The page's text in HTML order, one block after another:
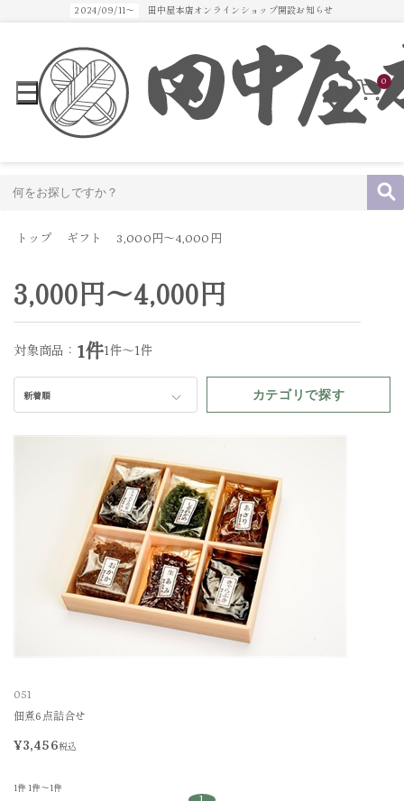
2024/09/11～ 田中屋本店オンラインショップ開設お知らせ
0
トップ ギフト 3,000円～4,000円
3,000円～4,000円
対象商品： 1件1件～1件
新着順 カテゴリで探す
051
佃煮6点詰合せ
¥3,456税込
1件 1件～1件